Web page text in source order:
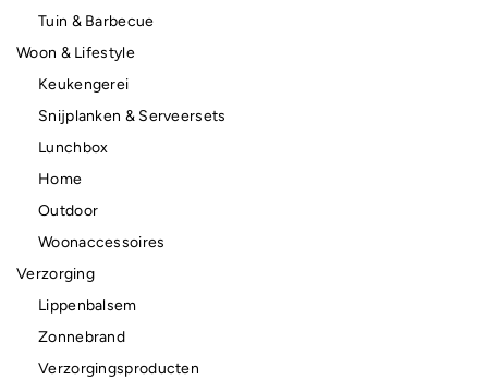
Tuin & Barbecue
Woon & Lifestyle
Keukengerei
Snijplanken & Serveersets
Lunchbox
Home
Outdoor
Woonaccessoires
Verzorging
Lippenbalsem
Zonnebrand
Verzorgingsproducten